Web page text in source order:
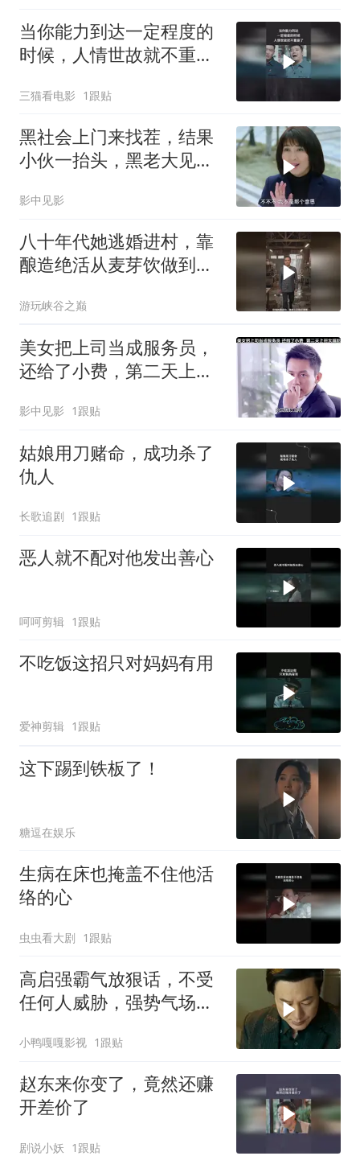
当你能力到达一定程度的
时候，人情世故就不重要
三猫看电影 1跟贴
黑社会上门来找茬，结果
小伙一抬头，黑老大见了
影中见影
八十年代她逃婚进村，靠
酿造绝活从麦芽饮做到饮
游玩峡谷之巅
美女把上司当成服务员，
还给了小费，第二天上班
影中见影 1跟贴
姑娘用刀赌命，成功杀了
仇人
长歌追剧 1跟贴
恶人就不配对他发出善心
呵呵剪辑 1跟贴
不吃饭这招只对妈妈有用
爱神剪辑 1跟贴
这下踢到铁板了！
糖逗在娱乐
生病在床也掩盖不住他活
络的心
虫虫看大剧 1跟贴
高启强霸气放狠话，不受
任何人威胁，强势气场震
小鸭嘎嘎影视 1跟贴
赵东来你变了，竟然还赚
开差价了
剧说小妖 1跟贴